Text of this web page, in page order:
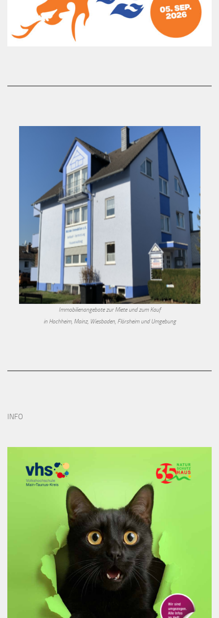
Immobilienangebote zur Miete und zum Kauf
in Hochheim, Mainz, Wiesbaden, Flörsheim und Umgebung
INFO